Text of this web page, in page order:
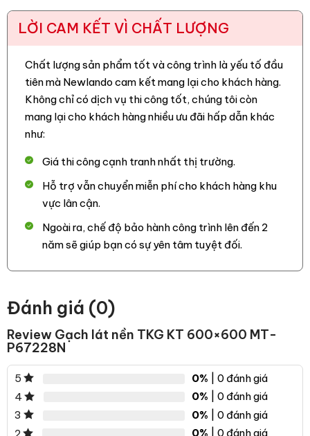
Gạch lát nền TKG KT 600×600 MT-P67228N là lựa chọn ưu
tiên hàng đầu của bạn, gạch lát nền hoàn thiện ngôi nhà mơ
ước của bạn. chúng tôi cam kết mang tới bạn những sản
phẩm gạch ốp lát chính hàng, chất lượng và mẫu mã sản
phẩm luôn được cập nhật thường xuyên đảm bảo mang tới
khách hàng những sản phẩm tốt và theo kịp xu hướng nhất
LỜI CAM KẾT VÌ CHẤT LƯỢNG
Chất lượng sản phẩm tốt và công trình là yếu tố đầu
tiên mà Newlando cam kết mang lại cho khách hàng.
Không chỉ có dịch vụ thi công tốt, chúng tôi còn
mang lại cho khách hàng nhiều ưu đãi hấp dẫn khác
như:
Giá thi công cạnh tranh nhất thị trường.
Hỗ trợ vẫn chuyển miễn phí cho khách hàng khu
vực lân cận.
Ngoài ra, chế độ bảo hành công trình lên đến 2
năm sẽ giúp bạn có sự yên tâm tuyệt đối.
Đánh giá (0)
Review Gạch lát nền TKG KT 600×600 MT-
P67228N
5 0% | 0 đánh giá
4
0% | 0 đánh giá
3
0% | 0 đánh giá
0% | 0 đánh giá